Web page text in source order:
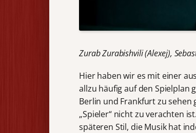
Zurab Zurabishvili (Alexej),
Hier haben wir es mit einer
allzu häufig auf den Spielplan
Berlin und Frankfurt zu sehen
„Spieler“ nicht zu verachten
späteren Stil, die Musik hat